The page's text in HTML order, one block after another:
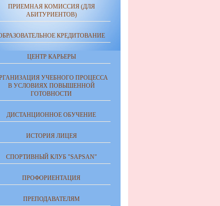
ПРИЕМНАЯ КОМИССИЯ (ДЛЯ
АБИТУРИЕНТОВ)
КРЕДИТОВАНИЕ
ЦЕНТР КАРЬЕРЫ
УЧЕБНОГО ПРОЦЕССА
В УСЛОВИЯХ ПОВЫШЕННОЙ
ГОТОВНОСТИ
ДИСТАНЦИОННОЕ ОБУЧЕНИЕ
ИСТОРИЯ ЛИЦЕЯ
СПОРТИВНЫЙ КЛУБ "SAPSAN"
ПРОФОРИЕНТАЦИЯ
ПРЕПОДАВАТЕЛЯМ